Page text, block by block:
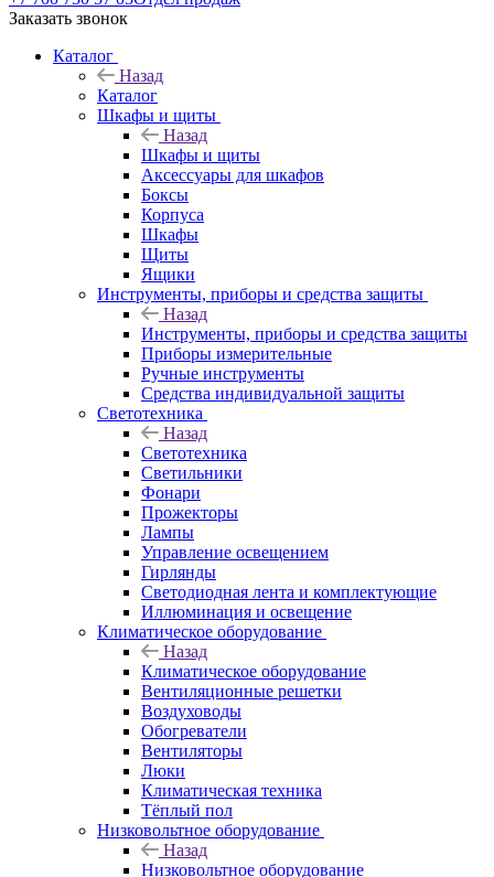
Заказать звонок
Каталог
Назад
Каталог
Шкафы и щиты
Назад
Шкафы и щиты
Аксессуары для шкафов
Боксы
Корпуса
Шкафы
Щиты
Ящики
Инструменты, приборы и средства защиты
Назад
Инструменты, приборы и средства защиты
Приборы измерительные
Ручные инструменты
Средства индивидуальной защиты
Светотехника
Назад
Светотехника
Светильники
Фонари
Прожекторы
Лампы
Управление освещением
Гирлянды
Светодиодная лента и комплектующие
Иллюминация и освещение
Климатическое оборудование
Назад
Климатическое оборудование
Вентиляционные решетки
Воздуховоды
Обогреватели
Вентиляторы
Люки
Климатическая техника
Тёплый пол
Низковольтное оборудование
Назад
Низковольтное оборудование